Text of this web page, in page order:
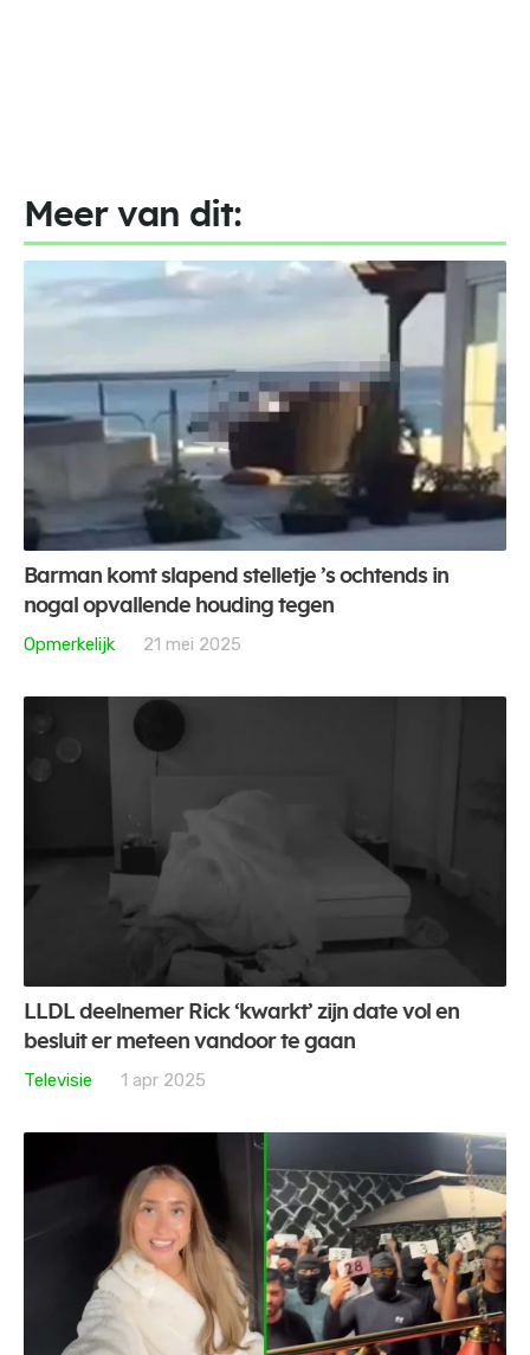
Meer van dit:
Barman komt slapend stelletje ’s ochtends in
nogal opvallende houding tegen
Opmerkelijk
21 mei 2025
LLDL deelnemer Rick ‘kwarkt’ zijn date vol en
besluit er meteen vandoor te gaan
Televisie
1 apr 2025